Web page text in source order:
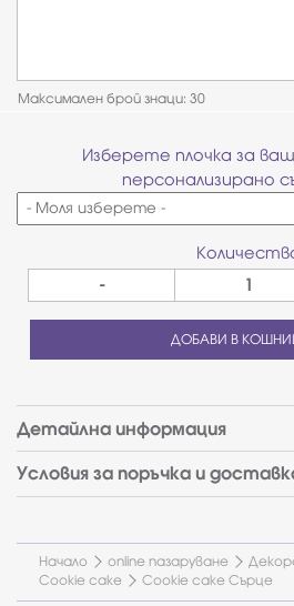
Максимален брой знаци: 30
Изберете плочка за
персонализирано
-
ДОБАВИ В
Детайлна информация
Условия за поръчка и
Начало online пазаруване
Cookie cake
Cookie cake Сърце